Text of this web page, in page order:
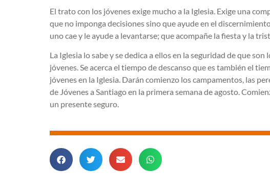
El trato con los jóvenes exige mucho a la Iglesia. Exige una
que no imponga decisiones sino que ayude en el
uno cae y le ayude a levantarse; que acompañe la fiesta y la
La Iglesia lo sabe y se dedica a ellos en la seguridad de que
jóvenes. Se acerca el tiempo de descanso que es también el
jóvenes en la Iglesia. Darán comienzo los campamentos, las
de Jóvenes a Santiago en la primera semana de agosto.
un presente seguro.